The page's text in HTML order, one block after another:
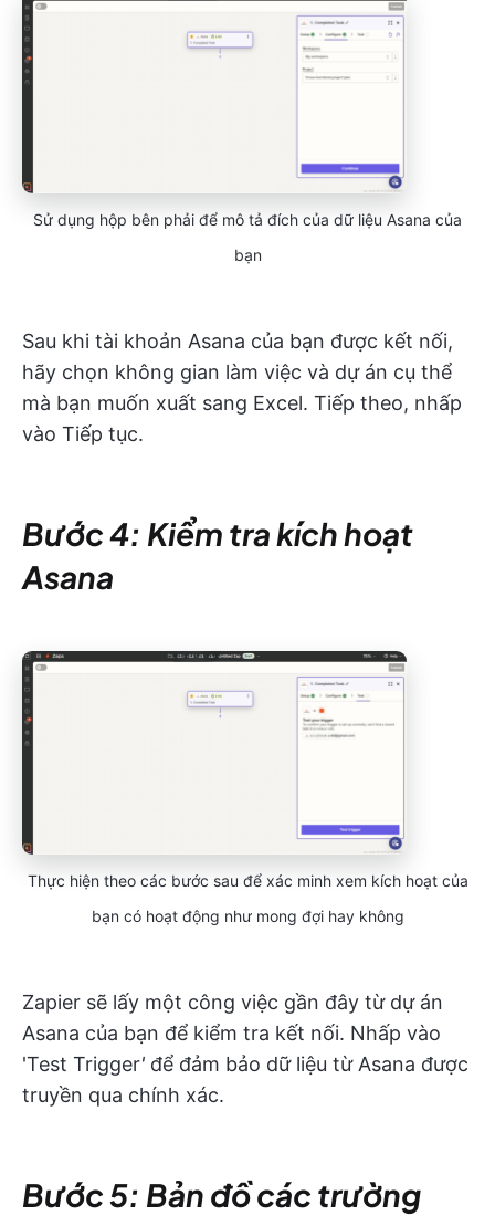
Sử dụng hộp bên phải để mô tả đích của dữ liệu Asana của
bạn
Sau khi tài khoản Asana của bạn được kết nối,
hãy chọn không gian làm việc và dự án cụ thể
mà bạn muốn xuất sang Excel. Tiếp theo, nhấp
vào Tiếp tục.
Bước 4: Kiểm tra kích hoạt
Asana
Thực hiện theo các bước sau để xác minh xem kích hoạt của
bạn có hoạt động như mong đợi hay không
Zapier sẽ lấy một công việc gần đây từ dự án
Asana của bạn để kiểm tra kết nối. Nhấp vào
'Test Trigger' để đảm bảo dữ liệu từ Asana được
truyền qua chính xác.
Bước 5: Bản đồ các trường